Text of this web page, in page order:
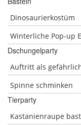
Dinosaurierkostüm
Winterliche Pop-up
Dschungelparty
Auftritt als
Spinne schminken
Tierparty
Kastanienraupe